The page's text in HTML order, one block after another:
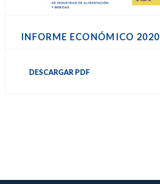
INFORME ECONÓMICO 2020
DESCARGAR PDF